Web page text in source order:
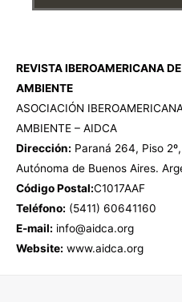
REVISTA IBEROAMERICANA
AMBIENTE
ASOCIACIÓN
AMBIENTE – AIDCA
Dirección: Paraná 264, Piso
Autónoma de Buenos Aires.
Código Postal:C1017AAF
Teléfono: (5411) 60641160
E-mail: info@aidca.org
Website: www.aidca.org